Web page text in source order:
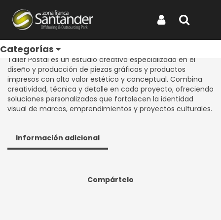
Categorías
TALLER POSTAL S.A.S.
REF: TALLER POSTAL S.A.S.
Taller Postal es un estudio creativo especializado en el
diseño y producción de piezas gráficas y productos
impresos con alto valor estético y conceptual. Combina
creatividad, técnica y detalle en cada proyecto, ofreciendo
soluciones personalizadas que fortalecen la identidad
visual de marcas, emprendimientos y proyectos culturales.
Información adicional
Compártelo